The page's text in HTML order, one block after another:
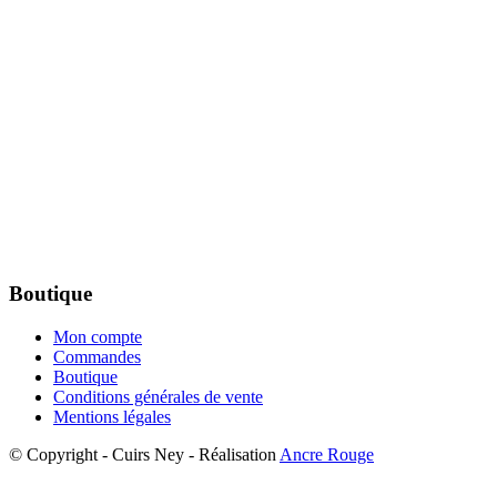
Boutique
Mon compte
Commandes
Boutique
Conditions générales de vente
Mentions légales
© Copyright - Cuirs Ney - Réalisation Ancre Rouge